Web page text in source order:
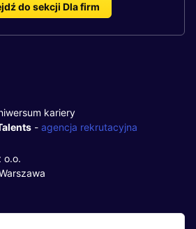
do sekcji Dla firm
kariery
- agencja rekrutacyjna
o.o.